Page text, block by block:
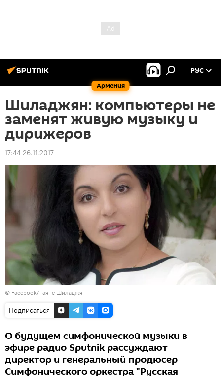
Армения
РУС
Шиладжян: компьютеры не
заменят живую музыку и
дирижеров
17:44 26.11.2017
© Facebook/ Гаяне Шиладжян
Подписаться
О будущем симфонической музыки в
эфире радио Sputnik рассуждают
директор и генеральный продюсер
Симфонического оркестра "Русская